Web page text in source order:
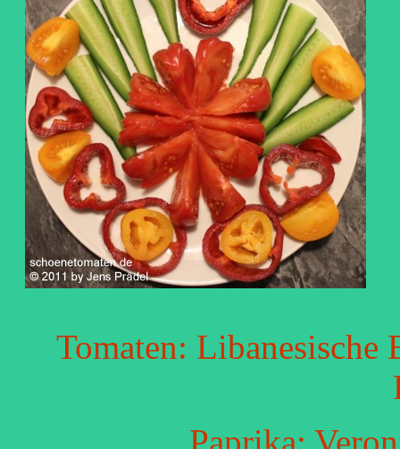
Tomaten: Libanesische